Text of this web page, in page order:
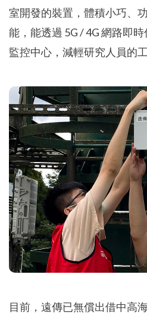
室開發的裝置，體積小巧、
能，能透過 5G / 4G 網路即
監控中心，減輕研究人員的工
目前，遠傳已無償出借中高